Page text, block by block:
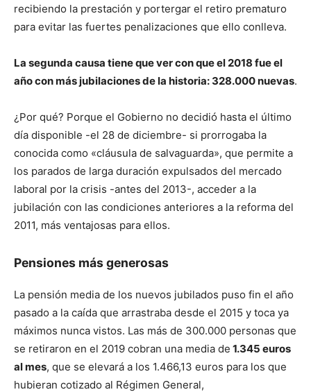
recibiendo la prestación y portergar el retiro prematuro
para evitar las fuertes penalizaciones que ello conlleva.
La segunda causa tiene que ver con que el 2018 fue el
año con más jubilaciones de la historia: 328.000 nuevas.
¿Por qué? Porque el Gobierno no decidió hasta el último
día disponible -el 28 de diciembre- si prorrogaba la
conocida como «cláusula de salvaguarda», que permite a
los parados de larga duración expulsados del mercado
laboral por la crisis -antes del 2013-, acceder a la
jubilación con las condiciones anteriores a la reforma del
2011, más ventajosas para ellos.
Pensiones más generosas
La pensión media de los nuevos jubilados puso fin el año
pasado a la caída que arrastraba desde el 2015 y toca ya
máximos nunca vistos. Las más de 300.000 personas que
se retiraron en el 2019 cobran una media de 1.345 euros
al mes, que se elevará a los 1.466,13 euros para los que
hubieran cotizado al Régimen General,